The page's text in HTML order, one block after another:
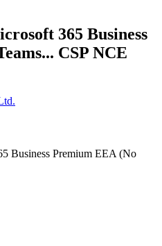
365 Business
CSP NCE